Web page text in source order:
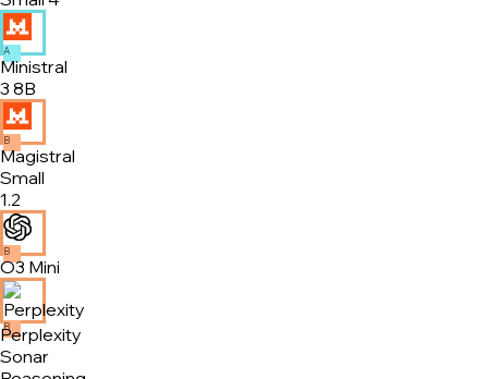
A
Ministral
3 8B
B
Magistral
Small
1.2
B
O3 Mini
B
Perplexity
Sonar